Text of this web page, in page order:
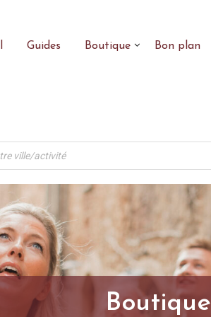
Guides Boutique Bon plan
Boutique